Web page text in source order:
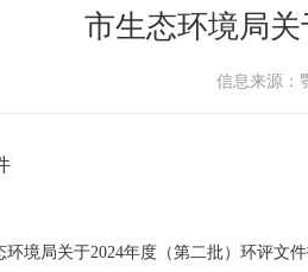
市生态环境局
信息来源：
环境局关于2024年度（第二批）环评文